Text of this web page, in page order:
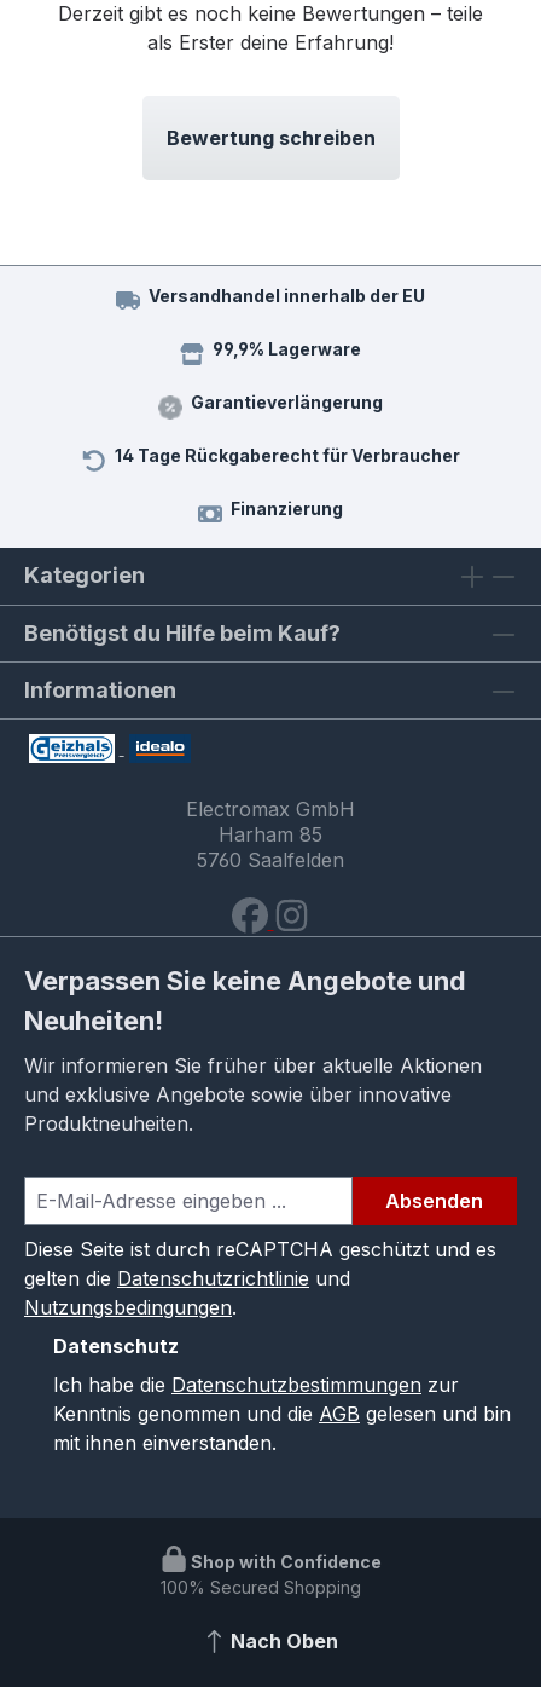
Derzeit gibt es noch keine Bewertungen – teile
als Erster deine Erfahrung!
Bewertung schreiben
Versandhandel innerhalb der EU
99,9% Lagerware
Garantieverlängerung
14 Tage Rückgaberecht für Verbraucher
Finanzierung
Kategorien
Benötigst du Hilfe beim Kauf?
Informationen
Electromax GmbH
Harham 85
5760 Saalfelden
Verpassen Sie keine Angebote und
Neuheiten!
Wir informieren Sie früher über aktuelle Aktionen
und exklusive Angebote sowie über innovative
Produktneuheiten.
Absenden
Diese Seite ist durch reCAPTCHA geschützt und es
gelten die Datenschutzrichtlinie und
Nutzungsbedingungen.
Datenschutz
Ich habe die Datenschutzbestimmungen zur
Kenntnis genommen und die AGB gelesen und bin
mit ihnen einverstanden.
Shop with Confidence
100% Secured Shopping
Nach Oben